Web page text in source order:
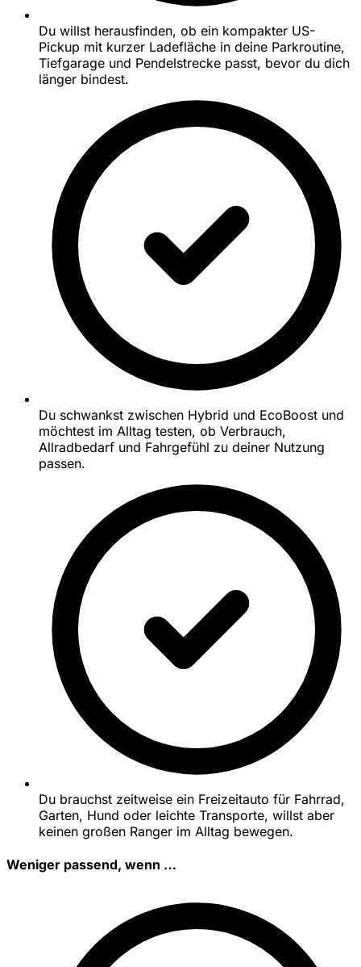
Du willst herausfinden, ob ein kompakter US-
Pickup mit kurzer Ladefläche in deine Parkroutine,
Tiefgarage und Pendelstrecke passt, bevor du dich
länger bindest.
Du schwankst zwischen Hybrid und EcoBoost und
möchtest im Alltag testen, ob Verbrauch,
Allradbedarf und Fahrgefühl zu deiner Nutzung
passen.
Du brauchst zeitweise ein Freizeitauto für Fahrrad,
Garten, Hund oder leichte Transporte, willst aber
keinen großen Ranger im Alltag bewegen.
Weniger passend, wenn …